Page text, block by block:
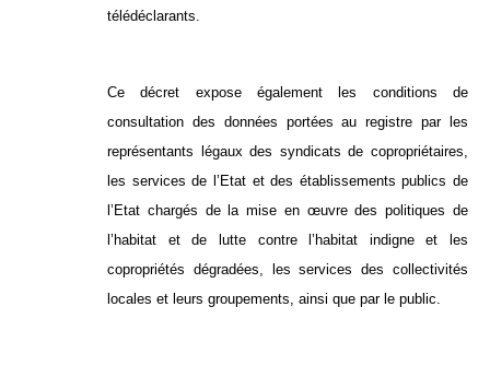
télédéclarants.
Ce décret expose également les conditions de
consultation des données portées au registre par les
représentants légaux des syndicats de copropriétaires,
les services de l’Etat et des établissements publics de
l’Etat chargés de la mise en œuvre des politiques de
l’habitat et de lutte contre l’habitat indigne et les
copropriétés dégradées, les services des collectivités
locales et leurs groupements, ainsi que par le public.